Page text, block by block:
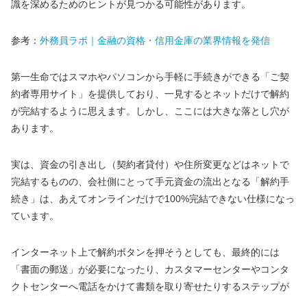
識を深めるためのヒントが見つかる可能性があります。
参考： 外務員ラボ｜金融の資格・信用金庫の業界情報を発信
第一生命ではスマホやパソコンから手軽に手続きができる「ご契
約者専用サイト」を提供しており、一見するとネットだけで解約
が完結するように思えます。しかし、ここには大きな落とし穴が
あります。
実は、資金の引き出し（契約者貸付）や住所変更などはネットで
完結するものの、会社側にとって手元資金の流出となる「解約手
続き」は、あえてオンラインだけで100%完結できない仕様になっ
ています。
インターネット上で解約ボタンを押そうとしても、最終的には
「書面の郵送」が必要になったり、カスタマーセンターやコンタ
クトセンターへ電話をかけて書類を取り寄せたりするステップが